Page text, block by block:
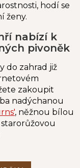
hodí se
ženy.
nabízí k
pivoněk
do zahrad již
zakoupit
nadýchanou
, něžnou bílou